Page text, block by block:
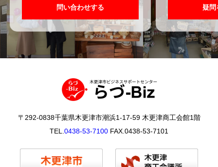
問い合わせする 疑問
〒292-0838千葉県木更津市潮浜1-17-59 木更津商工会館1階
TEL. 0438-53-7100 FAX.0438-53-7101